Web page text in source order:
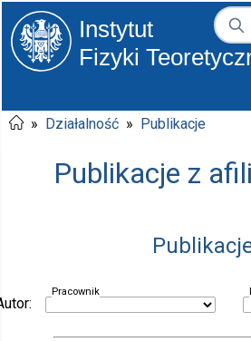
Instytut
Fizyki
» Działalność » Publikacje
Publikacje z
Pracownik